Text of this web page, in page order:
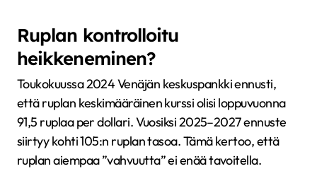
Ruplan kontrolloitu
heikkeneminen?
Toukokuussa 2024 Venäjän keskuspankki ennusti,
että ruplan keskimääräinen kurssi olisi loppuvuonna
91,5 ruplaa per dollari. Vuosiksi 2025–2027 ennuste
siirtyy kohti 105:n ruplan tasoa. Tämä kertoo, että
ruplan aiempaa ”vahvuutta” ei enää tavoitella.